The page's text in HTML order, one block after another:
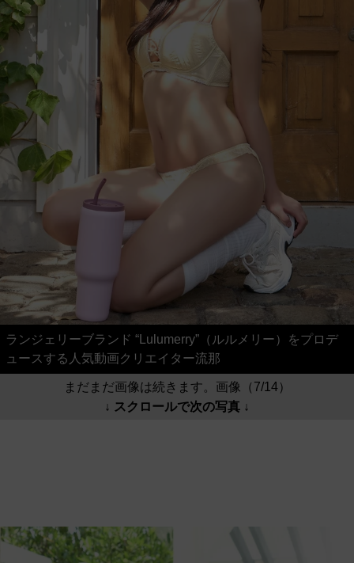
ランジェリーブランド “Lulumerry”（ルルメリー）をプロデ
ュースする人気動画クリエイター流那
まだまだ画像は続きます。画像（7/14）
↓ スクロールで次の写真 ↓